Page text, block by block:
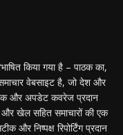
किया गया है – पाठक का,
वेबसाइट है, जो देश और
और अपडेट कवरेज प्रदान
और खेल सहित समाचारों की एक
निष्पक्ष रिपोर्टिंग प्रदान